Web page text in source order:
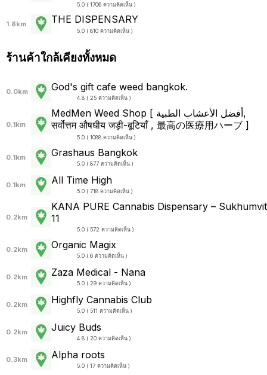
5.0 ( 1706 ความคิดเห็น )
1.8km THE DISPENSARY
5.0 ( 810 ความคิดเห็น )
ร้านค้าใกล้เคียงทั้งหมด
0.0km God's gift cafe weed bangkok.
4.8 ( 25 ความคิดเห็น )
0.1km
MedMen Weed Shop [ أفضل الأعشاب الطبية,
सर्वोत्तम औषधीय जड़ी-बूटियाँ , 最高の医療用ハーブ ]
5.0 ( 1088 ความคิดเห็น )
0.1km Grashaus Bangkok
5.0 ( 877 ความคิดเห็น )
0.1km All Time High
5.0 ( 718 ความคิดเห็น )
0.2km
KANA PURE Cannabis Dispensary – Sukhumvit
11
5.0 ( 572 ความคิดเห็น )
0.2km Organic Magix
5.0 ( 6 ความคิดเห็น )
0.2km Zaza Medical - Nana
5.0 ( 29 ความคิดเห็น )
0.2km Highfly Cannabis Club
5.0 ( 511 ความคิดเห็น )
0.2km Juicy Buds
4.8 ( 20 ความคิดเห็น )
0.3km Alpha roots
5.0 ( 17 ความคิดเห็น )